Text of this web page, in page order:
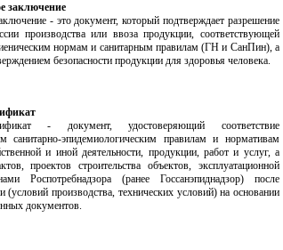
заключение
- это документ, который подтверждает разрешение
производства или ввоза продукции, соответствующей
нормам и санитарным правилам (ГН и СанПин), а
безопасности продукции для здоровья человека.
- документ, удостоверяющий соответствие
санитарно-эпидемиологическим правилам и нормативам
и иной деятельности, продукции, работ и услуг, а
проектов строительства объектов, эксплуатационной
Роспотребнадзора (ранее Госсанэпиднадзор) после
(условий производства, технических условий) на основании
документов.